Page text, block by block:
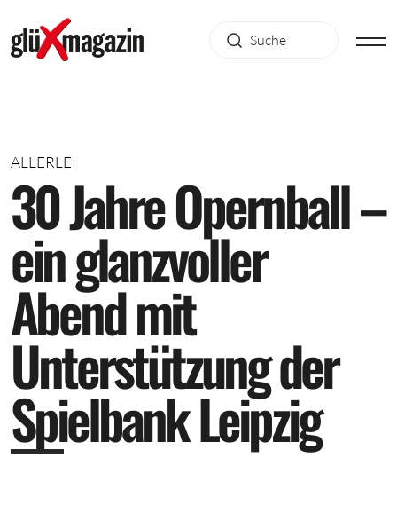
ALLERLEI
30JahreOpernball–
einglanzvoller
Abendmit
Unterstützungder
SpielbankLeipzig